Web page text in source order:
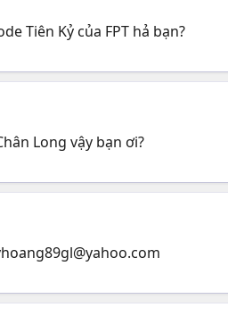
Tiên Kỷ của FPT hả bạn?
Long vậy bạn ơi?